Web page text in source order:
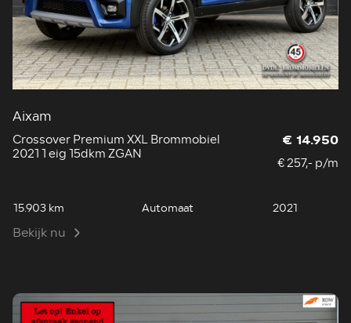
Aixam
Crossover Premium XXL Brommobiel
2021 1 eig 15dkm ZGAN
€ 14.950
€ 257,- p/m
15.903 km Automaat 2021
Bekijk nu